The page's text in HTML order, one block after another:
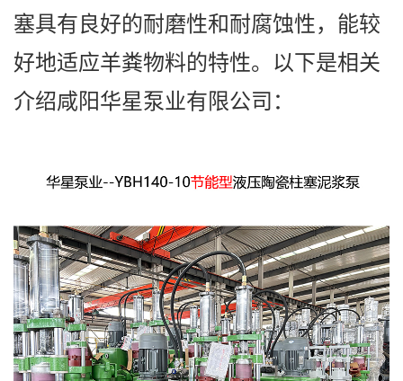
塞具有良好的耐磨性和耐腐蚀性，能较
好地适应羊粪物料的特性。以下是相关
介绍咸阳华星泵业有限公司：